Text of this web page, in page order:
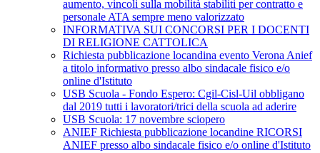
aumento, vincoli sulla mobilità stabiliti per contratto e
personale ATA sempre meno valorizzato
INFORMATIVA SUI CONCORSI PER I DOCENTI
DI RELIGIONE CATTOLICA
Richiesta pubblicazione locandina evento Verona Anief
a titolo informativo presso albo sindacale fisico e/o
online d'Istituto
USB Scuola - Fondo Espero: Cgil-Cisl-Uil obbligano
dal 2019 tutti i lavoratori/trici della scuola ad aderire
USB Scuola: 17 novembre sciopero
ANIEF Richiesta pubblicazione locandine RICORSI
ANIEF presso albo sindacale fisico e/o online d'Istituto